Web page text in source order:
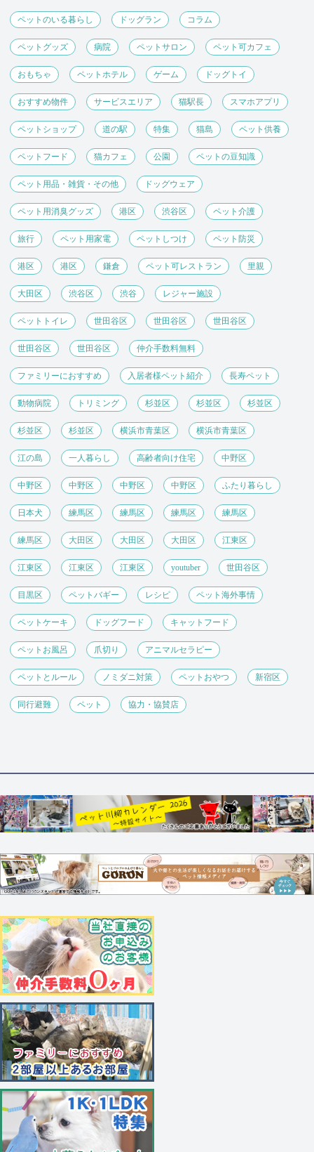
ペットのいる暮らし ドッグラン コラム
ペットグッズ 病院 ペットサロン ペット可カフェ
おもちゃ ペットホテル ゲーム ドッグトイ
おすすめ物件 サービスエリア 猫駅長 スマホアプリ
ペットショップ 道の駅 特集 猫島 ペット供養
ペットフード 猫カフェ 公園 ペットの豆知識
ペット用品・雑貨・その他 ドッグウェア
ペット用消臭グッズ 港区 渋谷区 ペット介護
旅行 ペット用家電 ペットしつけ ペット防災
港区 港区 鎌倉 ペット可レストラン 里親
大田区 渋谷区 渋谷 レジャー施設
ペットトイレ 世田谷区 世田谷区 世田谷区
世田谷区 世田谷区 仲介手数料無料
ファミリーにおすすめ 入居者様ペット紹介 長寿ペット
動物病院 トリミング 杉並区 杉並区 杉並区
杉並区 杉並区 横浜市青葉区 横浜市青葉区
江の島 一人暮らし 高齢者向け住宅 中野区
中野区 中野区 中野区 中野区 ふたり暮らし
日本犬 練馬区 練馬区 練馬区 練馬区
練馬区 大田区 大田区 大田区 江東区
江東区 江東区 江東区 youtuber 世田谷区
目黒区 ペットバギー レシピ ペット海外事情
ペットケーキ ドッグフード キャットフード
ペットお風呂 爪切り アニマルセラピー
ペットとルール ノミダニ対策 ペットおやつ 新宿区
同行避難 ペット 協力・協賛店